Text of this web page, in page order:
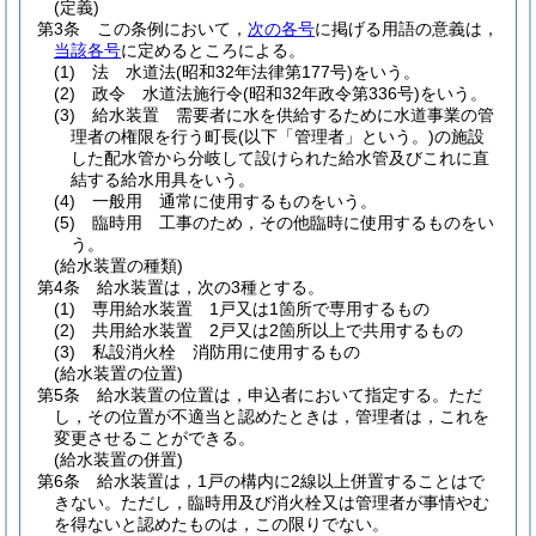
(定義)
第3条
この条例において， 次の各号に掲げる用語の意義は，
当該各号に定めるところによる。
(1)
法 水道法(昭和32年法律第177号)をいう。
(2)
政令 水道法施行令(昭和32年政令第336号)をいう。
(3)
給水装置 需要者に水を供給するために水道事業の管
理者の権限を行う町長(以下「管理者」という。)の施設
した配水管から分岐して設けられた給水管及びこれに直
結する給水用具をいう。
(4)
一般用 通常に使用するものをいう。
(5)
臨時用 工事のため，その他臨時に使用するものをい
う。
(給水装置の種類)
第4条
給水装置は，次の3種とする。
(1)
専用給水装置 1戸又は1箇所で専用するもの
(2)
共用給水装置 2戸又は2箇所以上で共用するもの
(3)
私設消火栓 消防用に使用するもの
(給水装置の位置)
第5条
給水装置の位置は，申込者において指定する。 ただ
し，その位置が不適当と認めたときは，管理者は，これを
変更させることができる。
(給水装置の併置)
第6条
給水装置は，1戸の構内に2線以上併置することはで
きない。 ただし，臨時用及び消火栓又は管理者が事情やむ
を得ないと認めたものは，この限りでない。